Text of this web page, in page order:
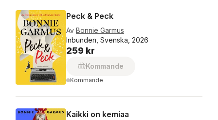
Peck & Peck
Av Bonnie Garmus
Inbunden, Svenska, 2026
259 kr
Kommande
Kommande
Kaikki on kemiaa